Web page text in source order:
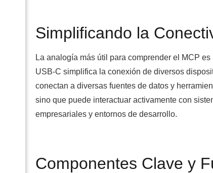
Simplificando la
La analogía más útil para comprender el MCP
USB-C simplifica la conexión de diversos
conectan a diversas fuentes de datos y
sino que puede interactuar activamente con
empresariales y entornos de desarrollo.
Componentes Clave y